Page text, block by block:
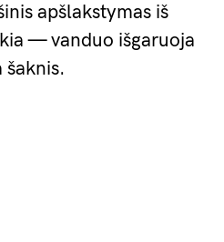
apšlakstymas iš
— vanduo išgaruoja
šaknis.